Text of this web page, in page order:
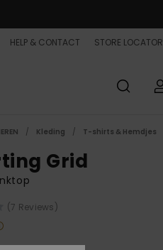
HELP & CONTACT STORE LOCATOR
Kleding T-shirts & Hemdjes
Grid
(7 Reviews)